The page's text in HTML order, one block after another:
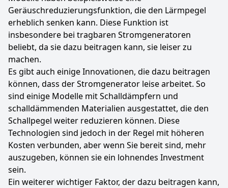
Geräuschreduzierungsfunktion, die den Lärmpegel
erheblich senken kann. Diese Funktion ist
insbesondere bei tragbaren Stromgeneratoren
beliebt, da sie dazu beitragen kann, sie leiser zu
machen.
Es gibt auch einige Innovationen, die dazu beitragen
können, dass der Stromgenerator leise arbeitet. So
sind einige Modelle mit Schalldämpfern und
schalldämmenden Materialien ausgestattet, die den
Schallpegel weiter reduzieren können. Diese
Technologien sind jedoch in der Regel mit höheren
Kosten verbunden, aber wenn Sie bereit sind, mehr
auszugeben, können sie ein lohnendes Investment
sein.
Ein weiterer wichtiger Faktor, der dazu beitragen kann,